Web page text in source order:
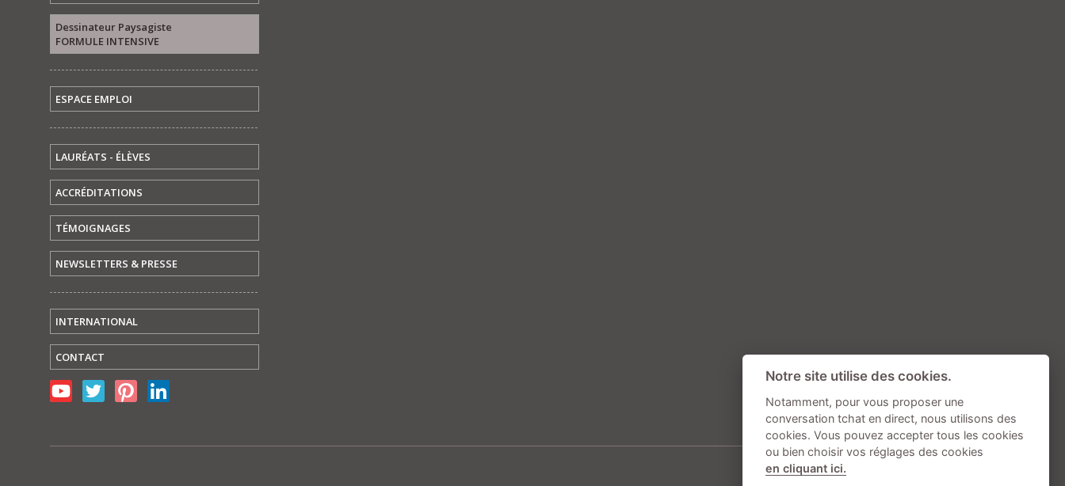
Dessinateur Paysagiste
FORMULE INTENSIVE
ESPACE EMPLOI
LAURÉATS - ÉLÈVES
ACCRÉDITATIONS
TÉMOIGNAGES
NEWSLETTERS & PRESSE
INTERNATIONAL
CONTACT
Notre site utilise des cookies.
Notamment, pour vous proposer une
conversation tchat en direct, nous utilisons des
cookies. Vous pouvez accepter tous les cookies
ou bien choisir vos réglages des cookies
en cliquant ici.